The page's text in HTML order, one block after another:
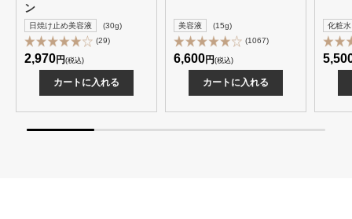
ン
日焼け止め美容液
(30g)
(29)
2,970円(税込)
カートに入れる
美容液
(15g)
(1067)
6,600円(税込)
カートに入れる
化粧水